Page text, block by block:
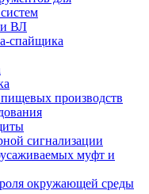
ВЛ
спайщика
производств
сигнализации
муфт и
окружающей среды